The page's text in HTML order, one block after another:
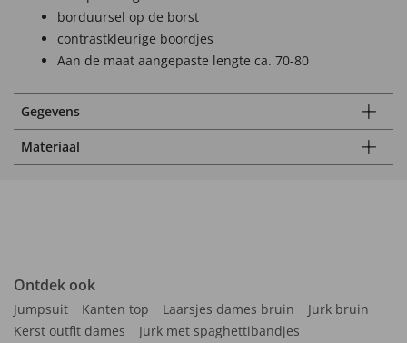
borduursel op de borst
contrastkleurige boordjes
Aan de maat aangepaste lengte ca. 70-80
Gegevens
Materiaal
Ontdek ook
Jumpsuit Kanten top Laarsjes dames bruin
Jurk bruin
Kerst outfit dames
Jurk met spaghettibandjes